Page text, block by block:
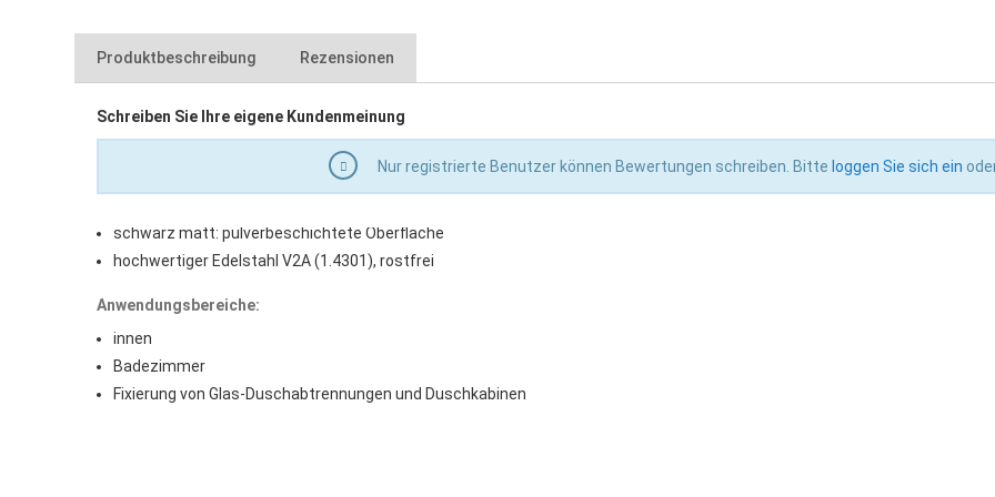
Produktbeschreibung
Eigenschaften:
auf gewünschte Länge individuell zuschneidbar
Durchmesser runde Ausführung: 18 mm
schwarz matt: pulverbeschichtete Oberfläche
hochwertiger Edelstahl V2A (1.4301), rostfrei
Anwendungsbereiche:
innen
Badezimmer
Fixierung von Glas-Duschabtrennungen und Duschkabinen
Rezensionen
Schreiben Sie Ihre eigene Kundenmeinung
Nur registrierte Benutzer können Bewertungen schreiben. Bitte loggen Sie sich ein